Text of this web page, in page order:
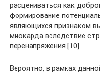
расцениваться как
формирование
являющихся признаком
миокарда вследствие
перенапряжения [10].
Вероятно, в рамках